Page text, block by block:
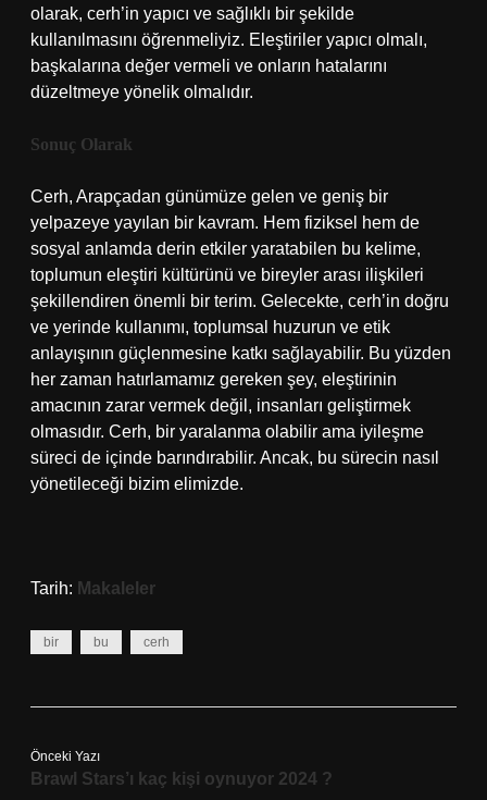
olarak, cerh’in yapıcı ve sağlıklı bir şekilde
kullanılmasını öğrenmeliyiz. Eleştiriler yapıcı olmalı,
başkalarına değer vermeli ve onların hatalarını
düzeltmeye yönelik olmalıdır.
Sonuç Olarak
Cerh, Arapçadan günümüze gelen ve geniş bir
yelpazeye yayılan bir kavram. Hem fiziksel hem de
sosyal anlamda derin etkiler yaratabilen bu kelime,
toplumun eleştiri kültürünü ve bireyler arası ilişkileri
şekillendiren önemli bir terim. Gelecekte, cerh’in doğru
ve yerinde kullanımı, toplumsal huzurun ve etik
anlayışının güçlenmesine katkı sağlayabilir. Bu yüzden
her zaman hatırlamamız gereken şey, eleştirinin
amacının zarar vermek değil, insanları geliştirmek
olmasıdır. Cerh, bir yaralanma olabilir ama iyileşme
süreci de içinde barındırabilir. Ancak, bu sürecin nasıl
yönetileceği bizim elimizde.
Tarih: Makaleler
bir bu cerh
Önceki Yazı
Brawl Stars’ı kaç kişi oynuyor 2024 ?